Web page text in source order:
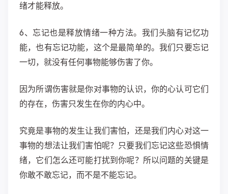
绪才能释放。
6、忘记也是释放情绪一种方法。我们头脑有记忆功
能，也有忘记功能，这个是最简单的。我们只要忘记
一切，就没有任何事物能够伤害了你。
因为所谓伤害就是你对事物的认识，你的心认可它们
的存在，伤害只发生在你的内心中。
究竟是事物的发生让我们害怕，还是我们内心对这一
事物的想法让我们害怕呢？只要我们忘记这些恐惧情
绪，它们怎么还可能打扰到你呢？所以问题的关键是
你敢不敢忘记，而不是不能忘记。